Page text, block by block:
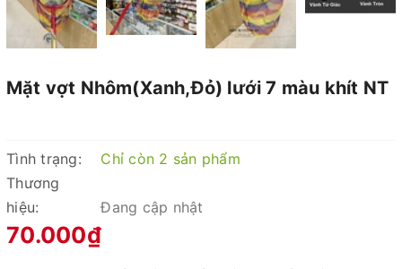
Mặt vợt Nhôm(Xanh,Đỏ) lưới 7 màu khít NT
Tình trạng:
Chỉ còn 2 sản phẩm
Thương
hiệu:
Đang cập nhật
70.000₫